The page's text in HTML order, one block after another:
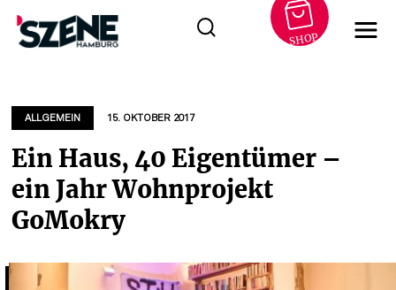
springen
SHOP
ALLGEMEIN 15. OKTOBER 2017
Ein Haus, 40 Eigentümer –
ein Jahr Wohnprojekt
GoMokry